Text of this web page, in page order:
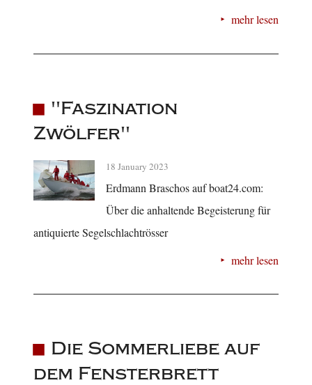
mehr lesen
"Faszination
Zwölfer"
18 January 2023
Erdmann Braschos auf boat24.com:
Über die anhaltende Begeisterung für
antiquierte Segelschlachtrösser
mehr lesen
Die Sommerliebe auf
dem Fensterbrett